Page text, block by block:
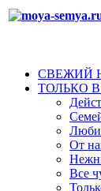
СВЕЖИЙ
ТОЛЬКО
От
Все